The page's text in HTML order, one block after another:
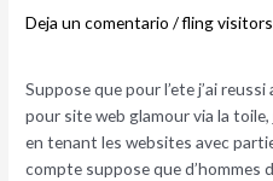
Deja un comentario /fling visitors
Suppose que pour l’ete j’ai
pour site web glamour via la
en tenant les websites avec
compte suppose que d’hommes